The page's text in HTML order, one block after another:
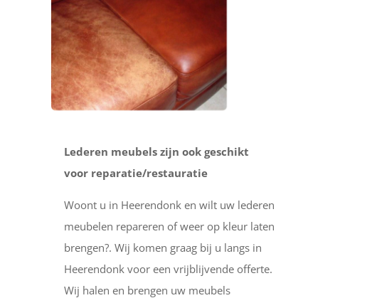
Lederen meubels zijn ook geschikt
voor reparatie/restauratie
Woont u in Heerendonk en wilt uw lederen
meubelen repareren of weer op kleur laten
brengen?. Wij komen graag bij u langs in
Heerendonk voor een vrijblijvende offerte.
Wij halen en brengen uw meubels